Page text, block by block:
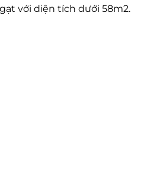
với diện tích dưới 58m2.